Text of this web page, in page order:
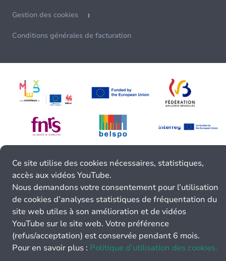
Gestion des cookies
Conditions générales de facturation
Ce site utilise des cookies nécessaires, statistiques,
accès aux vidéos YouTube.
Nous demandons votre consentement pour l’utilisation
de cookies d’analyses statistiques de fréquentation du
site web utiles à son amélioration et de vidéos
YouTube sur le site web. Votre préférence
(refus/acceptation) est conservée pendant 6 mois.
Pour en savoir plus : Politique d’utilisation des cookies.